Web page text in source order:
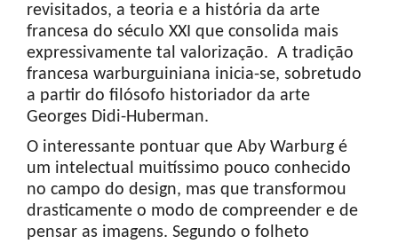
revisitados, a teoria e a história da arte
francesa do século XXI que consolida mais
expressivamente tal valorização. A tradição
francesa warburguiniana inicia-se, sobretudo
a partir do filósofo historiador da arte
Georges Didi-Huberman.
O interessante pontuar que Aby Warburg é
um intelectual muitíssimo pouco conhecido
no campo do design, mas que transformou
drasticamente o modo de compreender e de
pensar as imagens. Segundo o folheto